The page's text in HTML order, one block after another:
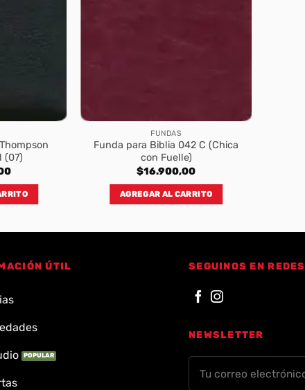
(07)
FUNDAS
Funda para Biblia 042 C (Chica
con Fuelle)
$16.900,00
AGREGAR AL CARRITO
ÚTIL SEGUINOS EN REDES
NEWSLETTER